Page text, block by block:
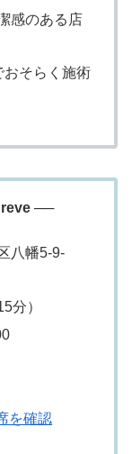
感のある店
おそらく施術
──
八幡5-9-
分）
を確認